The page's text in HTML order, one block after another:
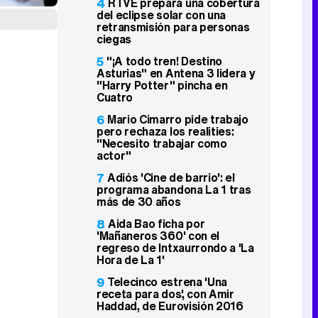
del eclipse solar con una
retransmisión para personas
ciegas
5 "¡A todo tren! Destino
Asturias" en Antena 3 lidera y
"Harry Potter" pincha en
Cuatro
6 Mario Cimarro pide trabajo
pero rechaza los realities:
"Necesito trabajar como
actor"
7 Adiós 'Cine de barrio': el
programa abandona La 1 tras
más de 30 años
8 Aida Bao ficha por
'Mañaneros 360' con el
regreso de Intxaurrondo a 'La
Hora de La 1'
9 Telecinco estrena 'Una
receta para dos', con Amir
Haddad, de Eurovisión 2016